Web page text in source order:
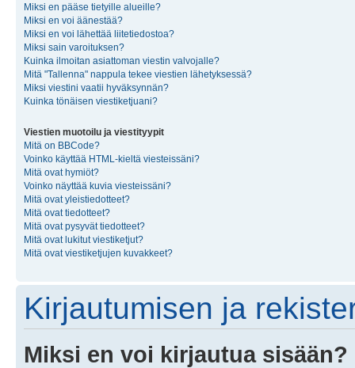
Miksi en pääse tietyille alueille?
Miksi en voi äänestää?
Miksi en voi lähettää liitetiedostoa?
Miksi sain varoituksen?
Kuinka ilmoitan asiattoman viestin valvojalle?
Mitä "Tallenna" nappula tekee viestien lähetyksessä?
Miksi viestini vaatii hyväksynnän?
Kuinka tönäisen viestiketjuani?
Viestien muotoilu ja viestityypit
Mitä on BBCode?
Voinko käyttää HTML-kieltä viesteissäni?
Mitä ovat hymiöt?
Voinko näyttää kuvia viesteissäni?
Mitä ovat yleistiedotteet?
Mitä ovat tiedotteet?
Mitä ovat pysyvät tiedotteet?
Mitä ovat lukitut viestiketjut?
Mitä ovat viestiketjujen kuvakkeet?
Kirjautumisen ja
Miksi en voi kirjautua sisään?